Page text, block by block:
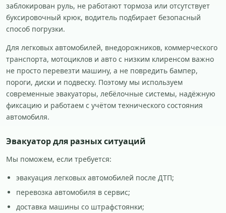
заблокирован руль, не работают тормоза или отсутствует
буксировочный крюк, водитель подбирает безопасный
способ погрузки.
Для легковых автомобилей, внедорожников, коммерческого
транспорта, мотоциклов и авто с низким клиренсом важно
не просто перевезти машину, а не повредить бампер,
пороги, диски и подвеску. Поэтому мы используем
современные эвакуаторы, лебёлочные системы, надёжную
фиксацию и работаем с учётом технического состояния
автомобиля.
Эвакуатор для разных ситуаций
Мы поможем, если требуется:
эвакуация легковых автомобилей после ДТП;
перевозка автомобиля в сервис;
доставка машины со штрафстоянки;